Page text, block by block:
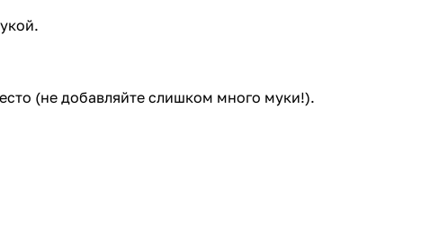
(не добавляйте слишком много муки!).